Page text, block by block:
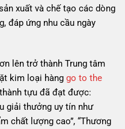
xuất và chế tạo các dòng
đáp ứng nhu cầu ngày
lên trở thành Trung tâm
kim loại hàng go to the
tựu đã đạt được:
giải thưởng uy tín như
chất lượng cao”, “Thương